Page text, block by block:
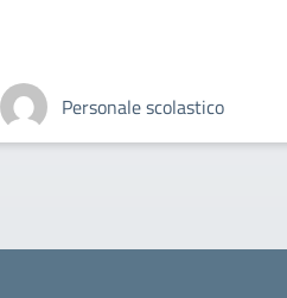
Personale scolastico